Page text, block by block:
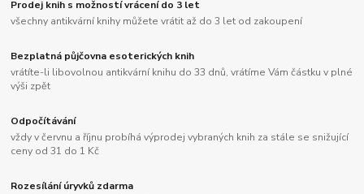
Prodej knih s možností vrácení do 3 let
všechny antikvární knihy můžete vrátit až do 3 let od zakoupení
Bezplatná půjčovna esoterických knih
vrátíte-li libovolnou antikvární knihu do 33 dnů, vrátíme Vám částku v plné
výši zpět
Odpočítávání
vždy v červnu a říjnu probíhá výprodej vybraných knih za stále se snižující
ceny od 31 do 1 Kč
Rozesílání úryvků zdarma